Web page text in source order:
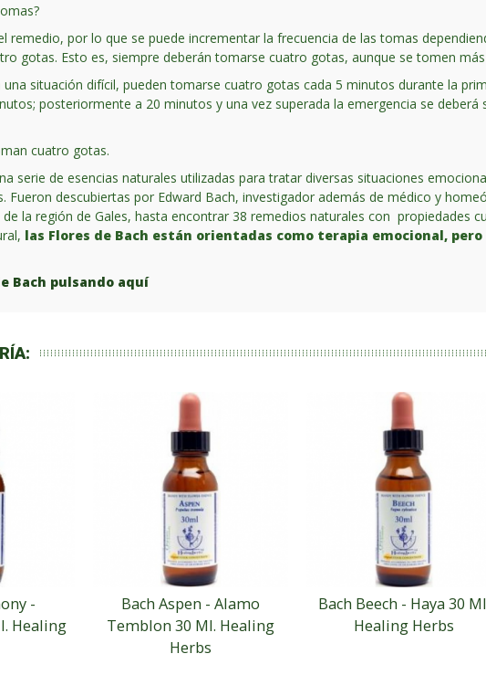
remedio, por lo que se puede incrementar la frecuencia de las tomas
gotas. Esto es, siempre deberán tomarse cuatro gotas, aunque se tomen
situación difícil, pueden tomarse cuatro gotas cada 5 minutos durante la
posteriormente a 20 minutos y una vez superada la emergencia se deberá
cuatro gotas.
serie de esencias naturales utilizadas para tratar diversas situaciones
Fueron descubiertas por Edward Bach, investigador además de médico y
la región de Gales, hasta encontrar 38 remedios naturales con propiedades
las Flores de Bach están orientadas como terapia emocional,
Bach pulsando aquí
-
Healing
Bach Aspen - Alamo
Temblon 30 Ml. Healing
Herbs
Bach Beech - Haya 30
Healing Herbs